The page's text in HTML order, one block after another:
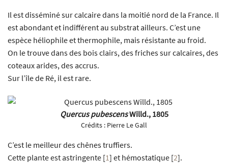
Il est disséminé sur calcaire dans la moitié nord de la France. Il
est abondant et indifférent au substrat ailleurs. C’est une
espèce héliophile et thermophile, mais résistante au froid.
On le trouve dans des bois clairs, des friches sur calcaires, des
coteaux arides, des accrus.
Sur l’île de Ré, il est rare.
Quercus pubescensWilld., 1805
Crédits : Pierre Le Gall
C’est le meilleur des chênes truffiers.
Cette plante est astringente [1] et hémostatique [2].